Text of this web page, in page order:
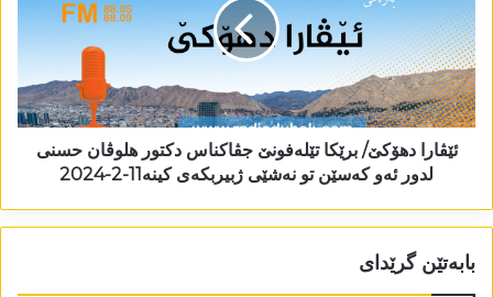
ئێڤارا دھۆکێ/ برێکا تێلەفونێ جڤاکناس دکتور ھلوڤان حسنی
لدور ئەو کەسێن تو نەشێی ژبیربکەی کینە11-2-2024
بابەتێن گرێدای